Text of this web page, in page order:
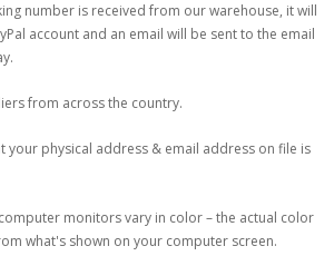
number is received from our warehouse, it will
account and an email will be sent to the email
from across the country.
your physical address & email address on file is
monitors vary in color – the actual color
what's shown on your computer screen.